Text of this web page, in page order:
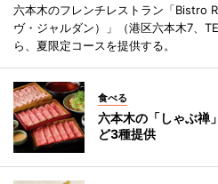
六本木のフレンチレストラン「Bistro
ヴ・ジャルダン）」（港区六本木7、
ら、夏限定コースを提供する。
食べる
六本木の「しゃぶ
ど3種提供